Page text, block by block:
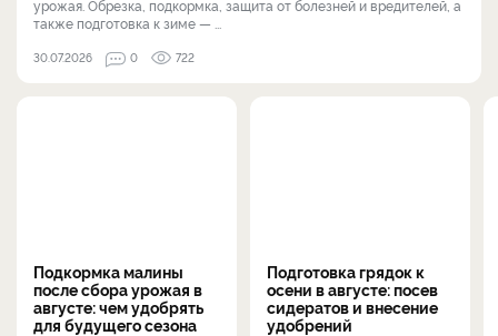
урожая. Обрезка, подкормка, защита от болезней и вредителей, а
также подготовка к зиме — ...
30.07.2026 0 722
Подкормка малины
после сбора урожая в
августе: чем удобрять
для будущего сезона
Подготовка грядок к
осени в августе: посев
сидератов и внесение
удобрений